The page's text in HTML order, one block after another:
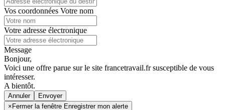
Vos coordonnées Votre nom
Votre adresse électronique
Message
Bonjour,
Voici une offre parue sur le site francetravail.fr susceptible de vous
intéresser.
A bientôt.
Annuler
× Fermer la fenêtre Enregistrer mon alerte